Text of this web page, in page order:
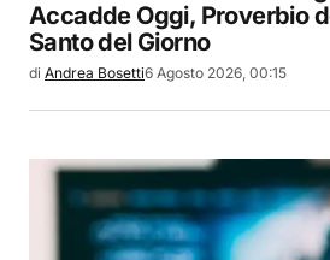
Accadde Oggi, Proverbio
Santo del Giorno
di Andrea Bosetti6 Agosto 2026, 00:15